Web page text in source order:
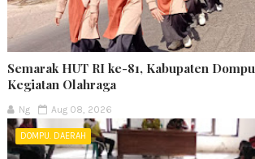
Semarak HUT RI ke-81, Kabupaten
Kegiatan Olahraga
Ng Aug 08, 2026
DOMPU. DAERAH